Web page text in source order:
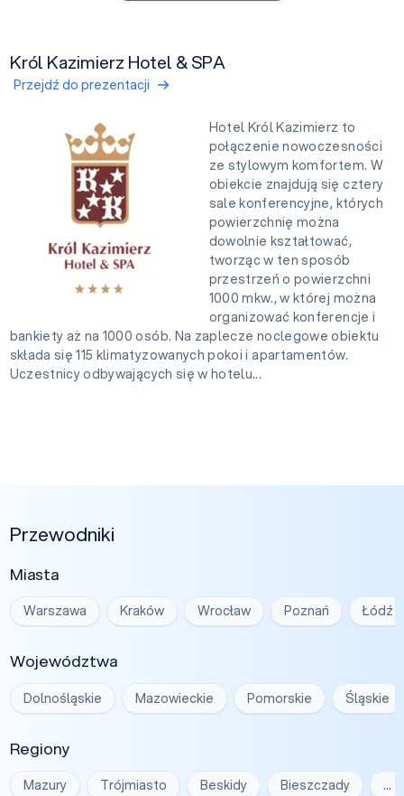
Król Kazimierz Hotel & SPA
Przejdź do prezentacji
Hotel Król Kazimierz to
połączenie nowoczesności
ze stylowym komfortem. W
obiekcie znajdują się cztery
sale konferencyjne, których
powierzchnię można
dowolnie kształtować,
tworząc w ten sposób
przestrzeń o powierzchni
1000 mkw., w której można
organizować konferencje i
bankiety aż na 1000 osób. Na zaplecze noclegowe obiektu
składa się 115 klimatyzowanych pokoi i apartamentów.
Uczestnicy odbywających się w hotelu...
Przewodniki
Miasta
Warszawa Kraków Wrocław Poznań Łódź
Województwa
Dolnośląskie Mazowieckie Pomorskie Śląskie
Regiony
Mazury Trójmiasto Beskidy Bieszczady …